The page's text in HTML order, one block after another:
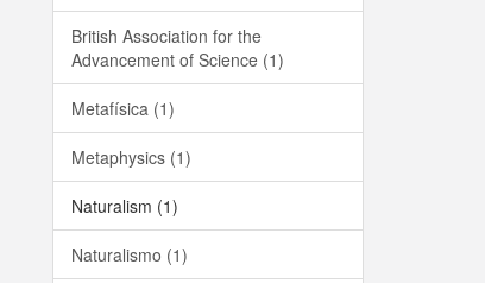
British Association for the
Advancement of Science (1)
Metafísica (1)
Metaphysics (1)
Naturalism (1)
Naturalismo (1)